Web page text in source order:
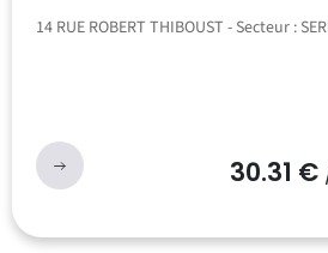
14 RUE ROBERT THIBOUST - Secteur :
30.31 €